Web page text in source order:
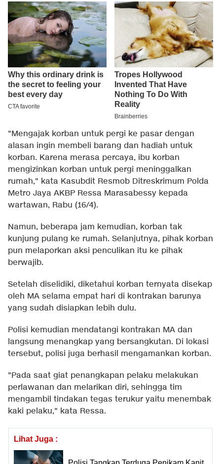
"Mengajak korban untuk pergi ke pasar dengan
alasan ingin membeli barang dan hadiah untuk
korban. Karena merasa percaya, ibu korban
mengizinkan korban untuk pergi meninggalkan
rumah," kata Kasubdit Resmob Ditreskrimum Polda
Metro Jaya AKBP Ressa Marasabessy kepada
wartawan, Rabu (16/4).
Namun, beberapa jam kemudian, korban tak
kunjung pulang ke rumah. Selanjutnya, pihak korban
pun melaporkan aksi penculikan itu ke pihak
berwajib.
Setelah diselidiki, diketahui korban ternyata disekap
oleh MA selama empat hari di kontrakan barunya
yang sudah disiapkan lebih dulu.
Polisi kemudian mendatangi kontrakan MA dan
langsung menangkap yang bersangkutan. Di lokasi
tersebut, polisi juga berhasil mengamankan korban.
"Pada saat giat penangkapan pelaku melakukan
perlawanan dan melarikan diri, sehingga tim
mengambil tindakan tegas terukur yaitu menembak
kaki pelaku," kata Ressa.
Lihat Juga :